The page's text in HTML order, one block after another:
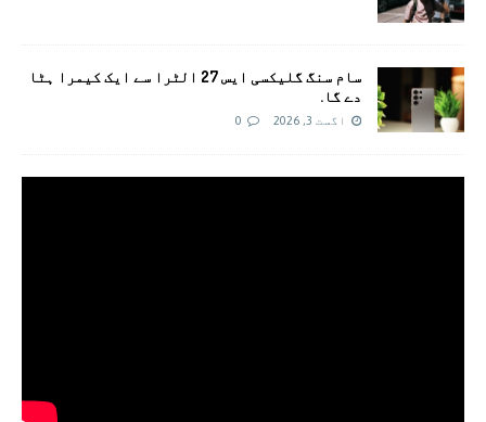
سام سنگ گلیکسی ایس 27 الٹرا سے ایک کیمرا ہٹا
دے گا.
اگست 3, 2026 0